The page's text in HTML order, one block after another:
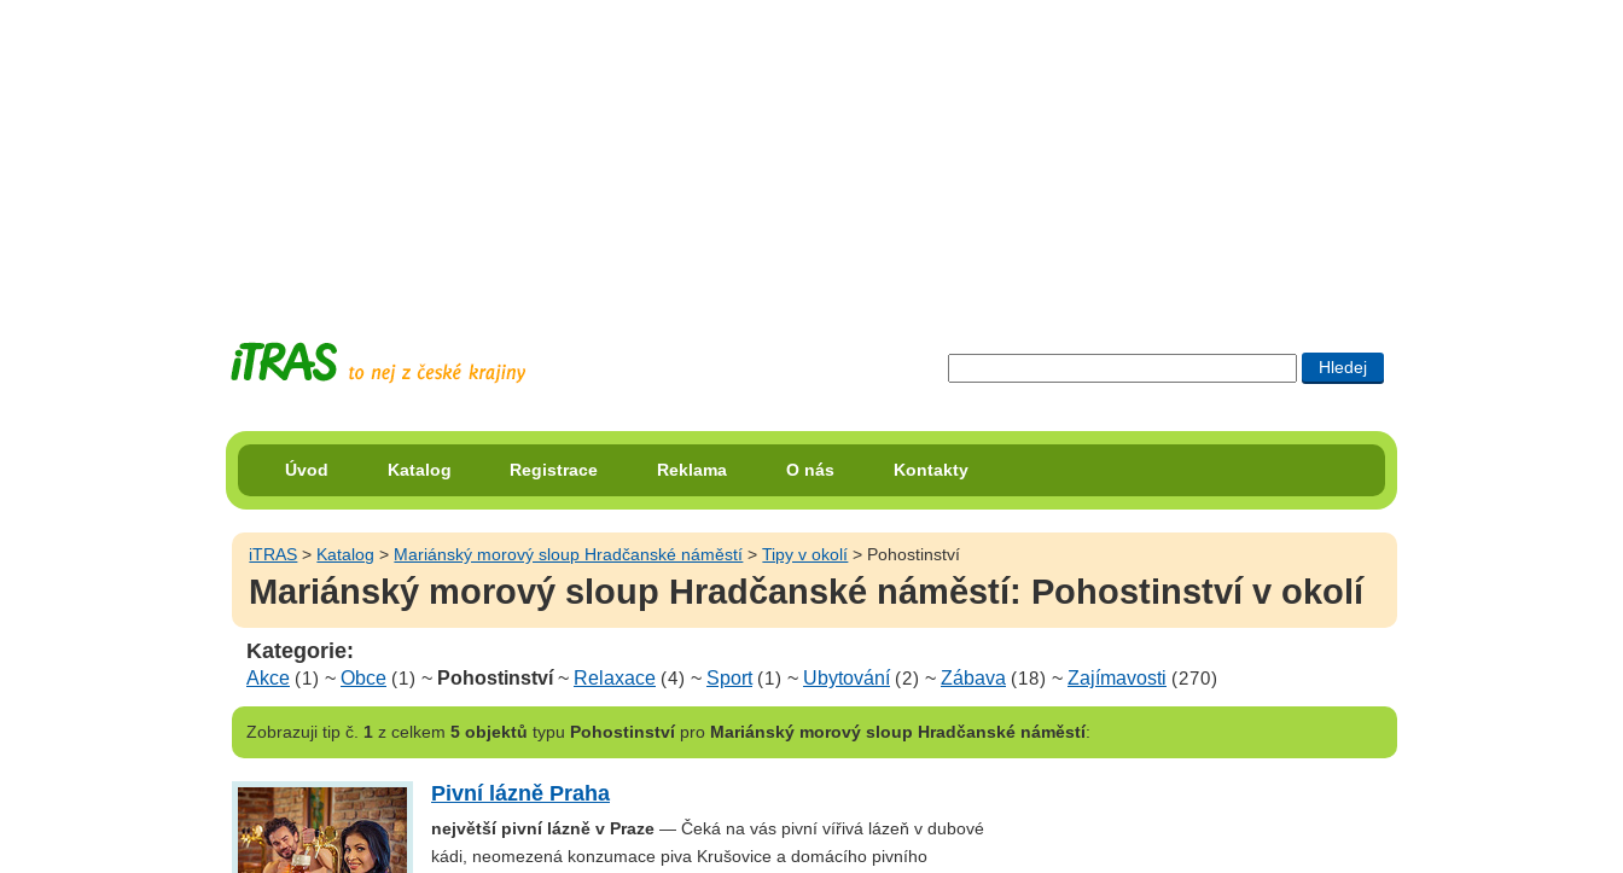
Úvod Katalog Registrace Reklama O nás Kontakty
iTRAS > Katalog > Mariánský morový sloup Hradčanské náměstí >Tipy v okolí > Pohostinství
Mariánský morový sloup Hradčanské náměstí: Pohostinství v okolí
Kategorie:
Akce (1) ~ Obce (1) ~ Pohostinství ~ Relaxace (4) ~ Sport (1) ~ Ubytování (2) ~ Zábava (18) ~ Zajímavosti (270)
Zobrazujitip č. 1z celkem 5 objektů typu Pohostinstvípro Mariánský morový sloup Hradčanské náměstí:
Pivní lázně Praha
největší pivní lázně v Praze — Čeká na vás pivní vířivá lázeň v dubové
kádi, neomezená konzumace piva Krušovice a domácího pivního